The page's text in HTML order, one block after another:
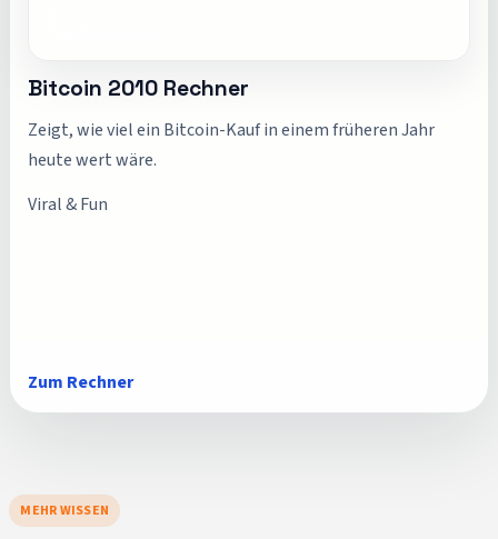
Bitcoin 2010 Rechner
Zeigt, wie viel ein Bitcoin-Kauf in einem früheren Jahr
heute wert wäre.
Viral & Fun
Zum Rechner
MEHR WISSEN